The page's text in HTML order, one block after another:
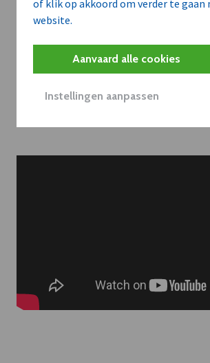
of klik op akkoord om verder te gaan
website.
Aanvaard alle cookies
Instellingen aanpassen